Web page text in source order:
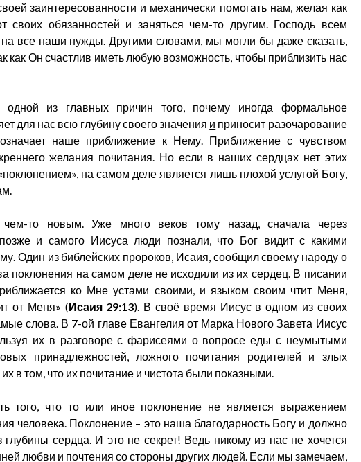
заинтересованности и механически помогать нам, желая как
своих обязанностей и заняться чем-то другим. Господь всем
на все наши нужды. Другими словами, мы могли бы даже сказать,
как Он счастлив иметь любую возможность, чтобы приблизить нас
из главных причин того, почему иногда формальное
для нас всю глубину своего значения и приносит разочарование
наше приближение к Нему. Приближение с чувством
желания почитания. Но если в наших сердцах нет этих
на самом деле является лишь плохой услугой Богу,
то новым. Уже много веков тому назад, сначала через
и самого Иисуса люди познали, что Бог видит с какими
Один из библейских пророков, Исаия, сообщил своему народу о
поклонения на самом деле не исходили из их сердец. В писании
ко Мне устами своими, и языком своим чтит Меня,
от Меня» (Исаия 29:13). В своё время Иисус в одном из своих
слова. В 7-ой главе Евангелия от Марка Нового Завета Иисус
их в разговоре с фарисеями о вопросе еды с неумытыми
принадлежностей, ложного почитания родителей и злых
в том, что их почитание и чистота были показными.
того, что то или иное поклонение не является выражением
человека. Поклонение – это наша благодарность Богу и должно
глубины сердца. И это не секрет! Ведь никому из нас не хочется
любви и почтения со стороны других людей. Если мы замечаем,